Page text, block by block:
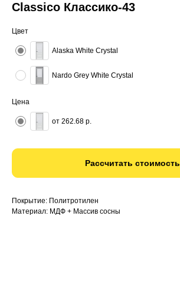
Classico Классико-43
Цвет
Alaska White Crystal
Nardo Grey White Crystal
Цена
от 262.68 р.
Рассчитать стоимость
Покрытие: Политротилен
Материал: МДФ + Массив сосны